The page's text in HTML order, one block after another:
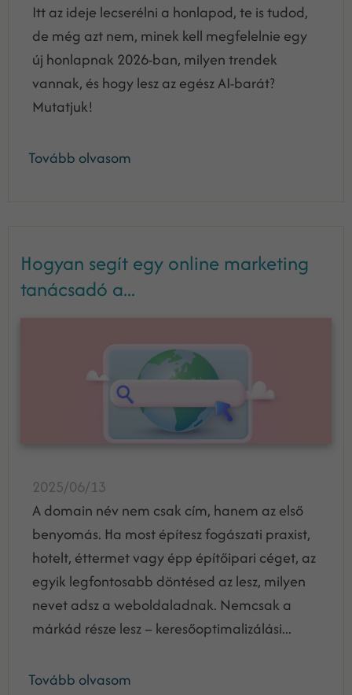
Itt az ideje lecserélni a honlapod, te is tudod,
de még azt nem, minek kell megfelelnie egy
új honlapnak 2026-ban, milyen trendek
vannak, és hogy lesz az egész AI-barát?
Mutatjuk!
Tovább olvasom
Hogyan segít egy online marketing
tanácsadó a...
2025/06/13
A domain név nem csak cím, hanem az első
benyomás. Ha most építesz fogászati praxist,
hotelt, éttermet vagy épp építőipari céget, az
egyik legfontosabb döntésed az lesz, milyen
nevet adsz a weboldaladnak. Nemcsak a
márkád része lesz – keresőoptimalizálási...
Tovább olvasom